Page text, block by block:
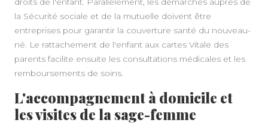
la Sécurité sociale et de la mutuelle doivent être
entreprises pour garantir la couverture santé du nouveau-
né. Le rattachement de l'enfant aux cartes Vitale des
parents facilite ensuite les consultations médicales et les
remboursements de soins.
L'accompagnement à domicile et
les visites de la sage-femme